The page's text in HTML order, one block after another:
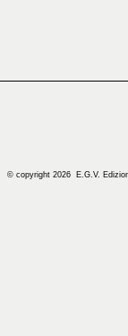
© copyright 2026 E.G.V.